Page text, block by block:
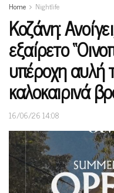
Home Nightlife
Κοζάνη:
εξαίρετο
υπέροχη αυλή
καλοκαιρινά
16/06/26 14:08